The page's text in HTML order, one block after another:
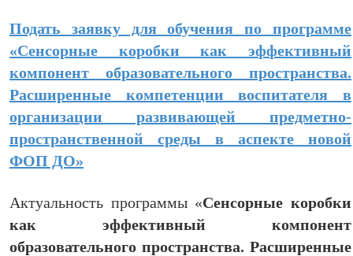
Подать заявку для обучения по программе
«Сенсорные коробки как эффективный
компонент образовательного пространства.
Расширенные компетенции воспитателя в
организации развивающей предметно-
пространственной среды в аспекте новой
ФОП ДО»
Актуальность программы «Сенсорные коробки
как эффективный компонент
образовательного пространства. Расширенные